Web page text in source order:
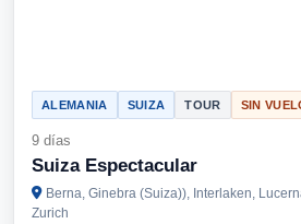
ALEMANIA SUIZA TOUR SIN
9 días
Suiza Espectacular
Berna, Ginebra (Suiza)), Interlaken,
Zurich